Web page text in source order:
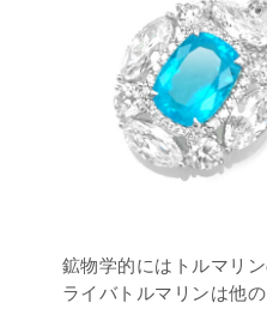
鉱物学的にはトルマリ
ライバトルマリンは他